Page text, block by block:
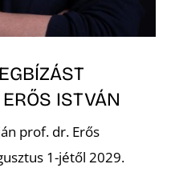
ISTVÁN
prof. dr. Erős
1-jétől 2029.